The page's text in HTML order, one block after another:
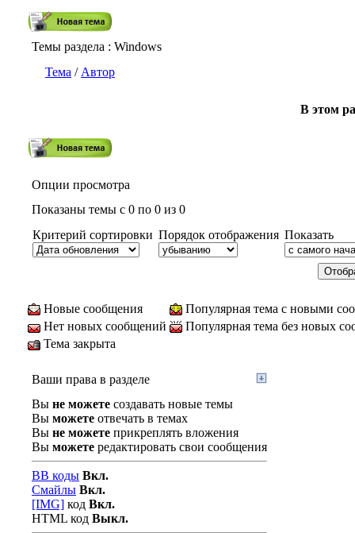
Темы раздела : Windows
Тема / Автор
В этом
Опции просмотра
Показаны темы с 0 по 0 из 0
Критерий сортировки Порядок отображения Показать
Новые сообщения
Популярная тема с новыми
Нет новых сообщений
Популярная тема без новых
Тема закрыта
Ваши права в разделе
Вы не можете создавать новые темы
Вы можете отвечать в темах
Вы не можете прикреплять вложения
Вы можете редактировать свои сообщения
BB коды Вкл.
Смайлы Вкл.
[IMG] код Вкл.
HTML код Выкл.